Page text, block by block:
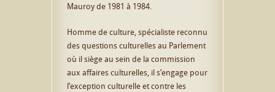
Mauroy de 1981 à 1984.
Homme de culture, spécialiste reconnu
des questions culturelles au Parlement
où il siège au sein de la commission
aux affaires culturelles, il s’engage pour
l’exception culturelle et contre les